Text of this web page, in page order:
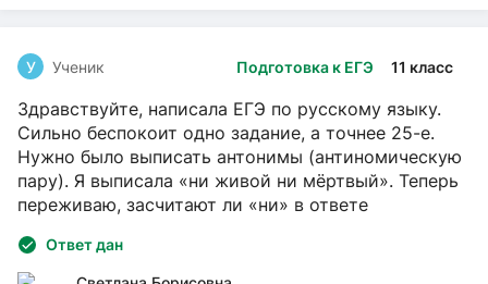
Подготовка к ЕГЭ 11 класс
У Ученик
Здравствуйте, написала ЕГЭ по русскому языку.
Сильно беспокоит одно задание, а точнее 25-е.
Нужно было выписать антонимы (антиномическую
пару). Я выписала «ни живой ни мёртвый». Теперь
переживаю, засчитают ли «ни» в ответе
Ответ дан